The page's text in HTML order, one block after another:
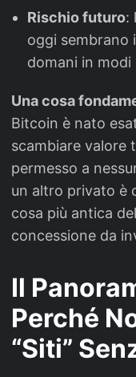
Rischio futuro:
oggi sembrano
domani in
Una cosa
Bitcoin è nato
scambiare valore
permesso a
un altro privato è
cosa più antica
concessione da
Il
Perché
“Siti”